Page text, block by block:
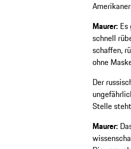
Maurer:
schnell
schaffen,
ohne
Der
Stelle
Maurer: